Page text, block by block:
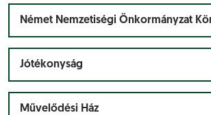
Német Nemzetiségi Önkormányzat
Jótékonyság
Művelődési Ház